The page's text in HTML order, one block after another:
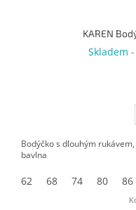
KAREN
Skladem
Bodýčko s dlouhým
bavlna
62 68 74 80 86